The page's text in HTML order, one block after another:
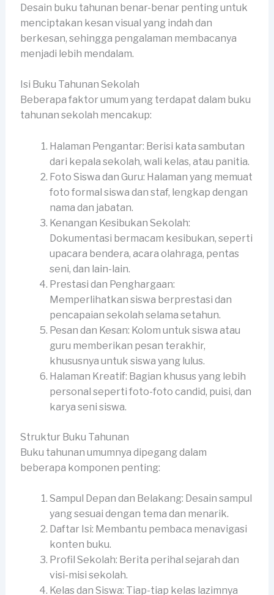
Desain buku tahunan benar-benar penting untuk
menciptakan kesan visual yang indah dan
berkesan, sehingga pengalaman membacanya
menjadi lebih mendalam.
Isi Buku Tahunan Sekolah
Beberapa faktor umum yang terdapat dalam buku
tahunan sekolah mencakup:
Halaman Pengantar: Berisi kata sambutan
dari kepala sekolah, wali kelas, atau panitia.
Foto Siswa dan Guru: Halaman yang memuat
foto formal siswa dan staf, lengkap dengan
nama dan jabatan.
Kenangan Kesibukan Sekolah:
Dokumentasi bermacam kesibukan, seperti
upacara bendera, acara olahraga, pentas
seni, dan lain-lain.
Prestasi dan Penghargaan:
Memperlihatkan siswa berprestasi dan
pencapaian sekolah selama setahun.
Pesan dan Kesan: Kolom untuk siswa atau
guru memberikan pesan terakhir,
khususnya untuk siswa yang lulus.
Halaman Kreatif: Bagian khusus yang lebih
personal seperti foto-foto candid, puisi, dan
karya seni siswa.
Struktur Buku Tahunan
Buku tahunan umumnya dipegang dalam
beberapa komponen penting:
Sampul Depan dan Belakang: Desain sampul
yang sesuai dengan tema dan menarik.
Daftar Isi: Membantu pembaca menavigasi
konten buku.
Profil Sekolah: Berita perihal sejarah dan
visi-misi sekolah.
Kelas dan Siswa: Tiap-tiap kelas lazimnya